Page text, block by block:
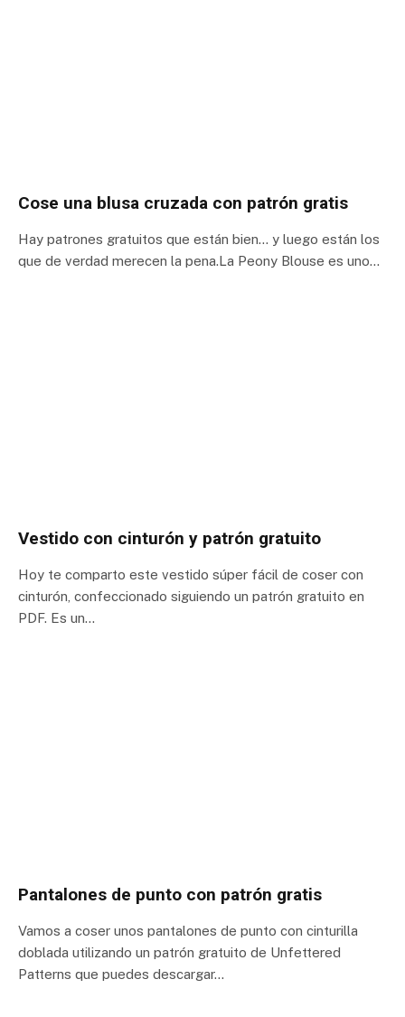
Cose una blusa cruzada con patrón gratis
Hay patrones gratuitos que están bien… y luego están los
que de verdad merecen la pena.La Peony Blouse es uno…
Vestido con cinturón y patrón gratuito
Hoy te comparto este vestido súper fácil de coser con
cinturón, confeccionado siguiendo un patrón gratuito en
PDF. Es un…
Pantalones de punto con patrón gratis
Vamos a coser unos pantalones de punto con cinturilla
doblada utilizando un patrón gratuito de Unfettered
Patterns que puedes descargar…